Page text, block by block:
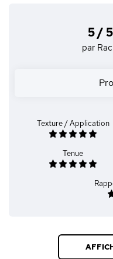
5 / 5
par
Texture / Application
Tenue